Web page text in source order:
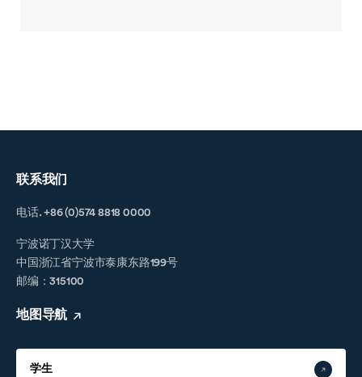
联系我们
电话. +86 (0)574 8818 0000
宁波诺丁汉大学
中国浙江省宁波市泰康东路199号
邮编：315100
地图导航
学生